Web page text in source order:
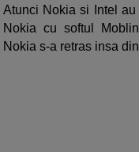
Atunci Nokia si Intel
Nokia cu softul
Nokia s-a retras insa